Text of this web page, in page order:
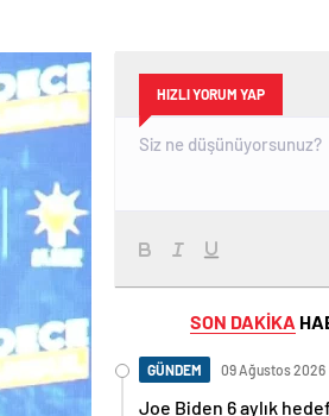
HIZLI YORUM YAP
SON DAKİKA
GÜNDEM 09 Ağustos 2026
Joe Biden 6 aylık